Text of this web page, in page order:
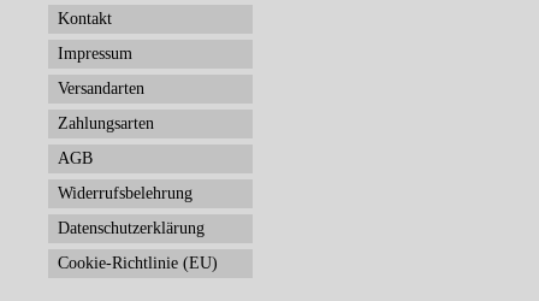
Kontakt
Impressum
Versandarten
Zahlungsarten
AGB
Widerrufsbelehrung
Datenschutzerklärung
Cookie-Richtlinie (EU)